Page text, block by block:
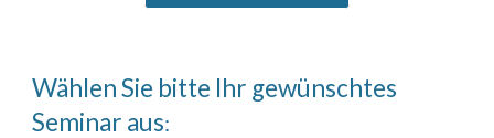
Wählen Sie bitte Ihr gewünschtes
Seminar aus: